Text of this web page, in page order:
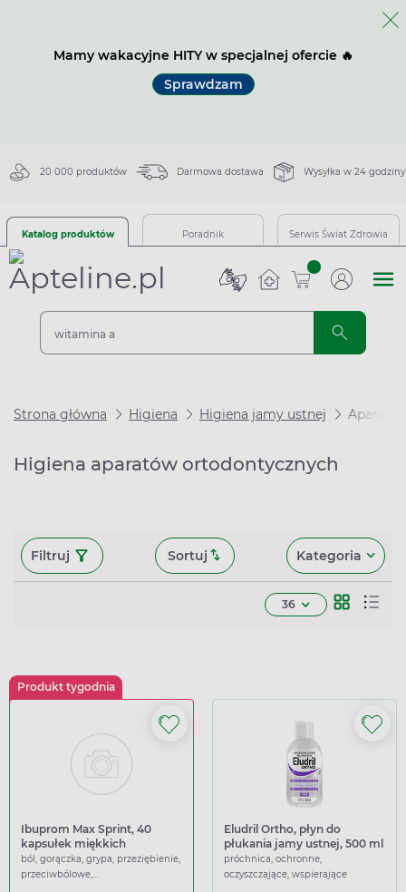
Mamy wakacyjne HITY w specjalnej ofercie 🔥
Sprawdzam
20 000 produktów Darmowa dostawa Wysyłka w 24 godziny
Katalog produktów Poradnik Serwis Świat Zdrowia
sztuk
Strona główna Higiena Higiena jamy ustnej Aparaty
Higiena aparatów ortodontycznych
Filtruj Sortuj Kategoria
36
Produkt tygodnia
Ibuprom Max Sprint, 40
kapsułek miękkich
ból, gorączka, grypa, przeziębienie,
przeciwbólowe,
Eludril Ortho, płyn do
płukania jamy ustnej, 500 ml
próchnica, ochronne,
oczyszczające, wspierające